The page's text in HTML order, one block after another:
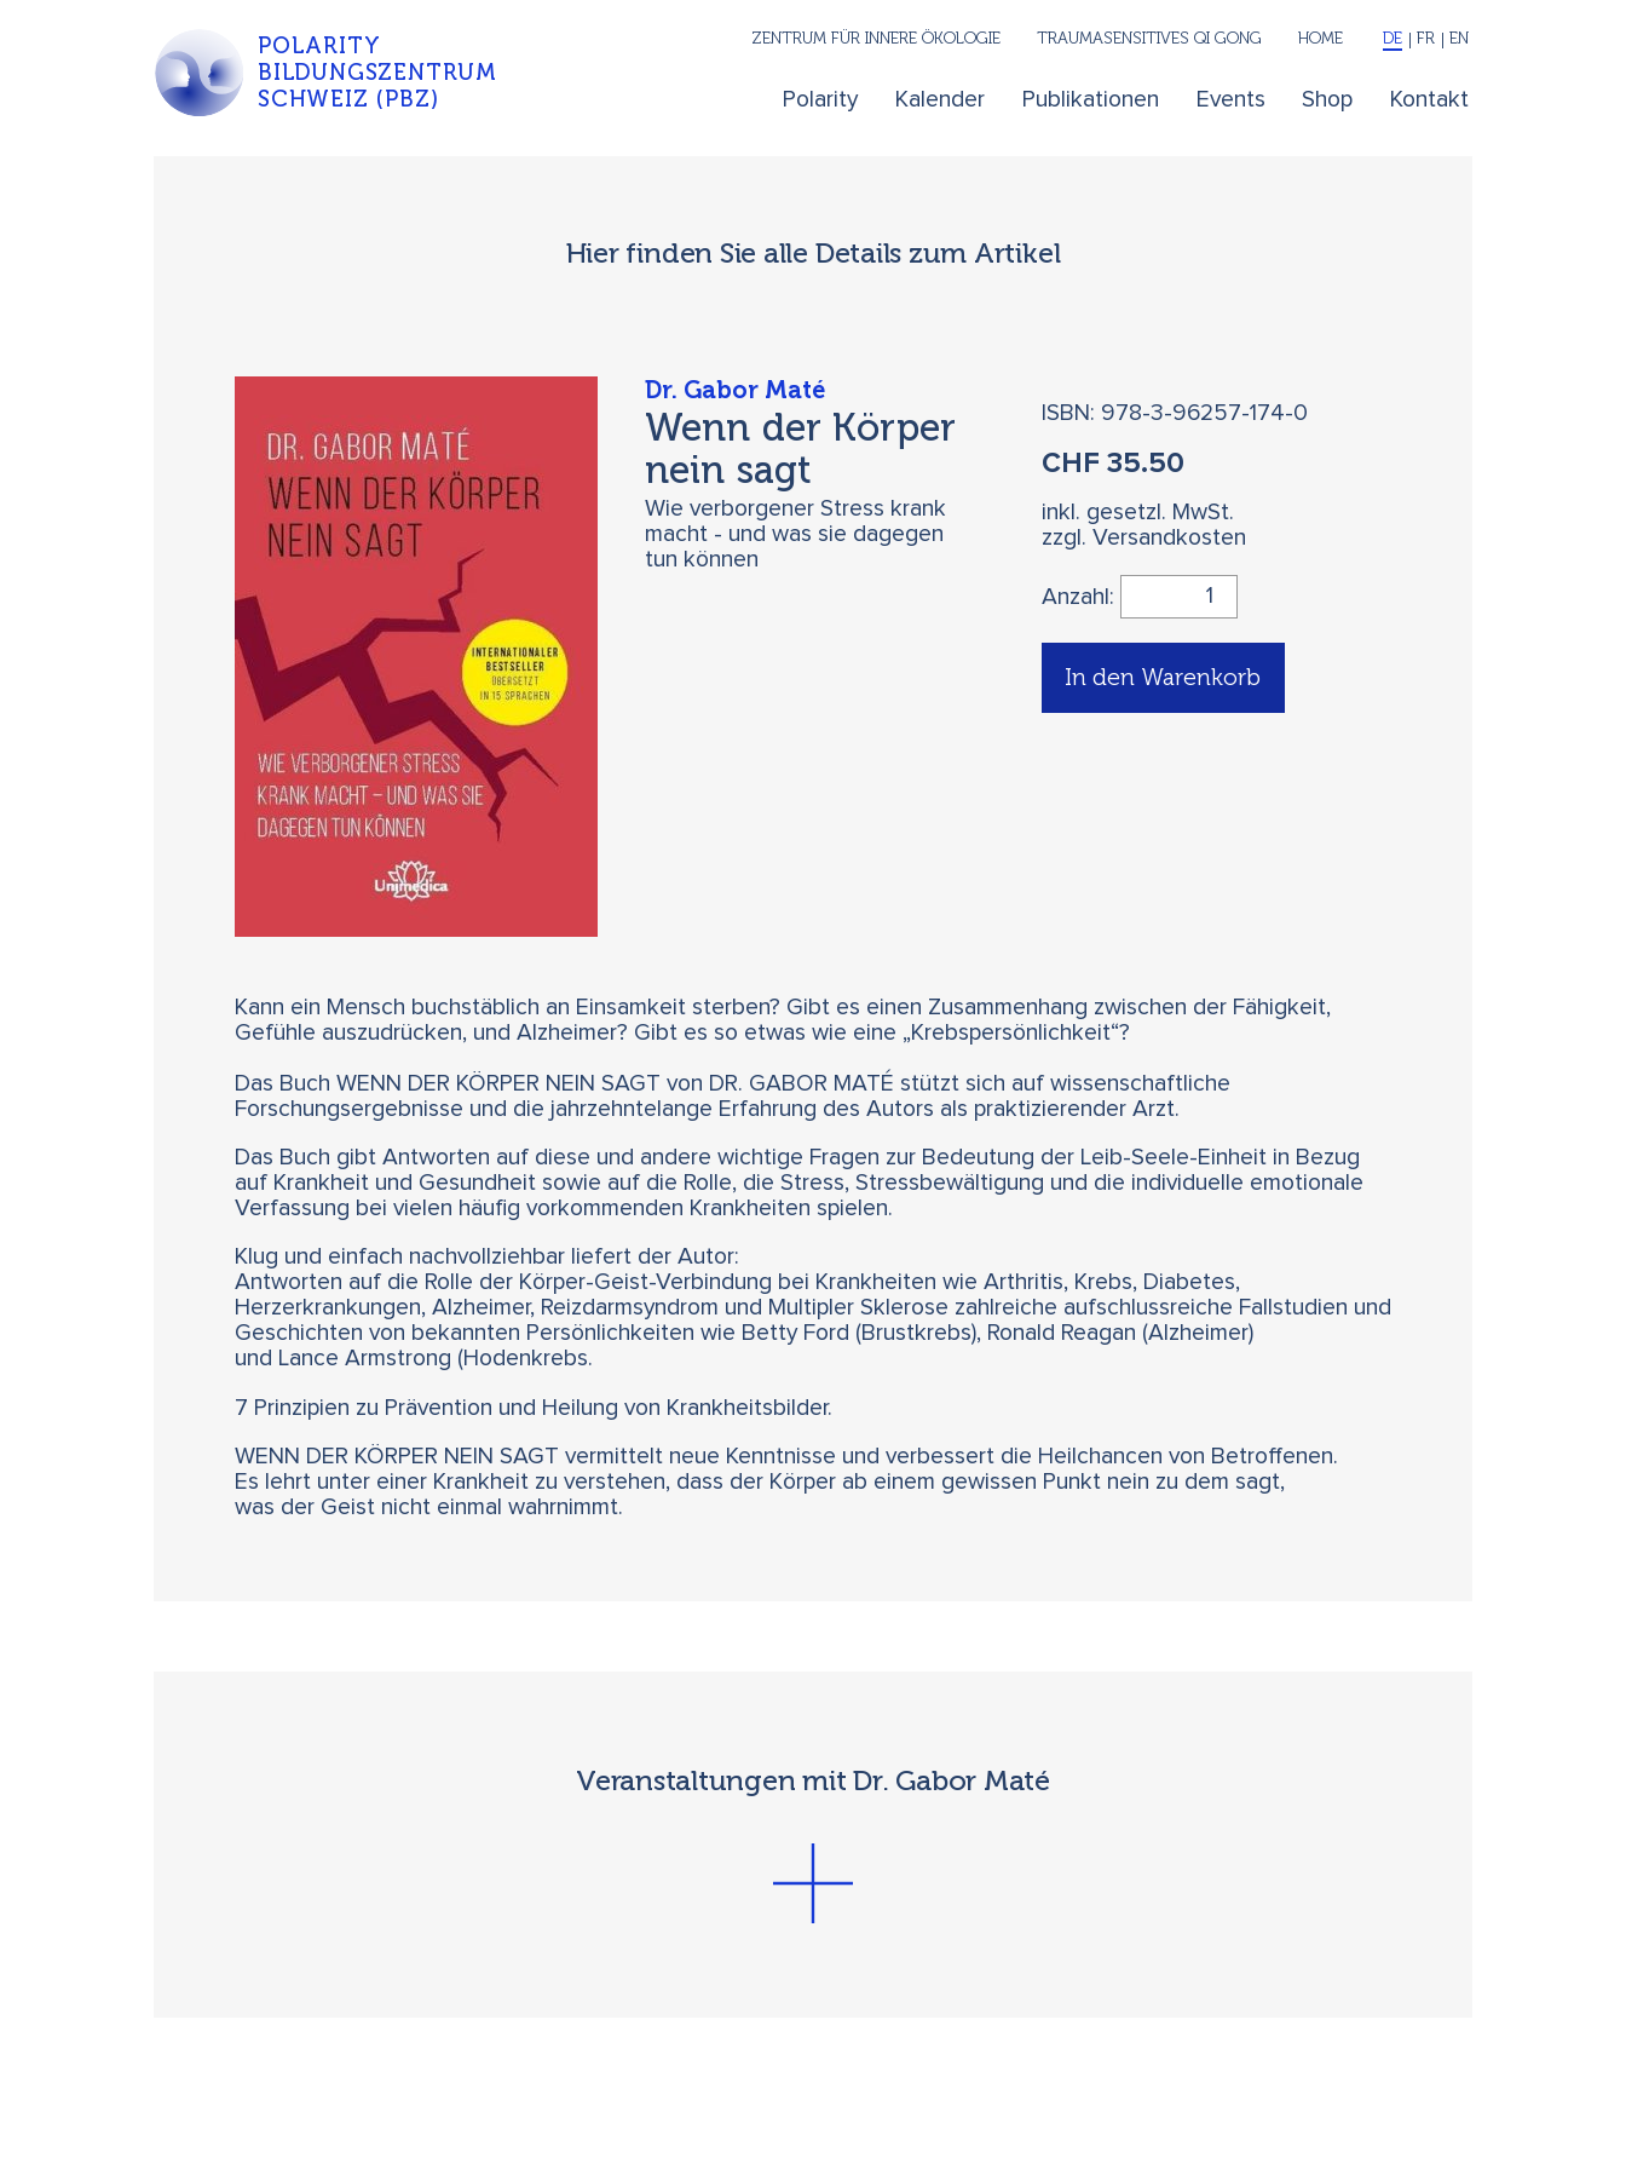
POLARITY
BILDUNGSZENTRUM
SCHWEIZ (PBZ)
Polarity Kalender Publikationen Events Shop Kontakt
ZENTRUM FÜR INNERE ÖKOLOGIE TRAUMASENSITIVES QI GONG HOME DE FR EN
Hier finden Sie alle Details zum Artikel
Dr. Gabor Maté
Wenn der Körper
nein sagt
Wie verborgener Stress krank
macht - und was sie dagegen
tun können
ISBN: 978-3-96257-174-0
CHF 35.50
inkl. gesetzl. MwSt.
zzgl. Versandkosten
Anzahl:
In den Warenkorb
Kann ein Mensch buchstäblich an Einsamkeit sterben? Gibt es einen Zusammenhang zwischen der Fähigkeit,
Gefühle auszudrücken, und Alzheimer? Gibt es so etwas wie eine „Krebspersönlichkeit“?
Das Buch WENN DER KÖRPER NEIN SAGT von DR. GABOR MATÉ stützt sich auf wissenschaftliche
Forschungsergebnisse und die jahrzehntelange Erfahrung des Autors als praktizierender Arzt.
Das Buch gibt Antworten auf diese und andere wichtige Fragen zur Bedeutung der Leib-Seele-Einheit in Bezug
auf Krankheit und Gesundheit sowie auf die Rolle, die Stress, Stressbewältigung und die individuelle emotionale
Verfassung bei vielen häufig vorkommenden Krankheiten spielen.
Klug und einfach nachvollziehbar liefert der Autor:
Antworten auf die Rolle der Körper-Geist-Verbindung bei Krankheiten wie Arthritis, Krebs, Diabetes,
Herzerkrankungen, Alzheimer, Reizdarmsyndrom und Multipler Sklerose zahlreiche aufschlussreiche Fallstudien und
Geschichten von bekannten Persönlichkeiten wie Betty Ford (Brustkrebs), Ronald Reagan (Alzheimer)
und Lance Armstrong (Hodenkrebs.
7 Prinzipien zu Prävention und Heilung von Krankheitsbilder.
WENN DER KÖRPER NEIN SAGT vermittelt neue Kenntnisse und verbessert die Heilchancen von Betroffenen.
Es lehrt unter einer Krankheit zu verstehen, dass der Körper ab einem gewissen Punkt nein zu dem sagt,
was der Geist nicht einmal wahrnimmt.
Veranstaltungen mit Dr. Gabor Maté